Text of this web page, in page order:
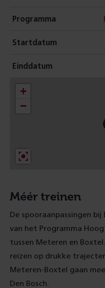
Programma
Startdatum
Einddatum
+
−
Méér treinen
De spooraanpassingen
van het Programma
tussen Meteren en
reizen op drukke
Meteren-Boxtel gaan
Den Bosch.